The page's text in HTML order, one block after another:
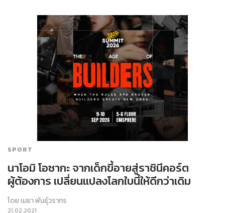
SPORT
นา‌โอมิ‌ ‌โอ‌ซากะ‌ ‌จาก‌เด็ก‌ขี้‌อาย‌สู่‌ราชินี‌คอร์ต‌
‌ผู้‌ต้องการ‌ เปลี่ยนแปลง‌โลก‌ใบ‌นี้‌ให้‌ดี‌กว่า‌เดิม‌
โดย เมธา พันธุ์วราทร
21.02.2021